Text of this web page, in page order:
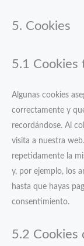
5. Cookies
5.1 Cookies
Algunas cookies
correctamente y
recordándose. Al
visita a nuestra
repetidamente la
y, por ejemplo, los
hasta que hayas
consentimiento.
5.2 Cookies